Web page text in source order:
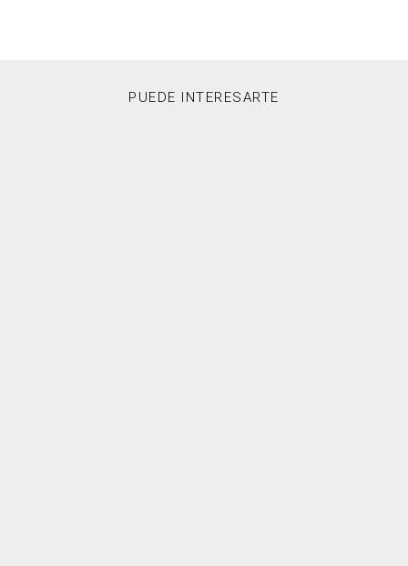
PUEDE INTERESARTE